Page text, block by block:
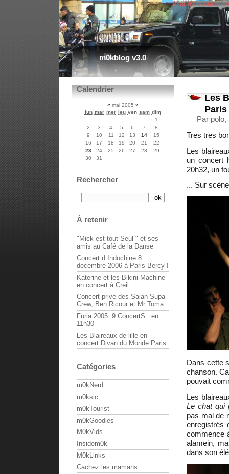
m0kblog v3.0
Aller au contenu|
Les
Paris
Par
Tres tres
Les
un concert
20h32, un
... Sur
Dans cette
chanson.
pouvait
Les
Le chat qui
pas mal de
enregistrés
commence
alamein,
dans son
Calendrier
« mai 2005 »
lun mar mer jeu ven sam dim
1
2
3 4 5 6 7
8
9
10 11 12 13 14
15
16
17 18 19 20 21
22
23
24 25 26 27 28
29
30
31
Rechercher
À retenir
"Mick est tout Seul " et ses
amis au Café de la Danse
Concert d Indochine 8
decembre 2006 à Paris Bercy !
Katerine et les Bikini Machine
en concert à Creil
Concert privé des Saian Supa
Crew, Ben Ricour et Mr Toma.
Furia 2005: 9 ConcertS...en
11h30
Les Blaireaux de lille en
concert Divan du Monde Paris
Catégories
m0kNerd
m0ksic
m0kTourist
m0kGoodies
M0kVids
Insidem0k
M0kLinks
Cachez les mamans